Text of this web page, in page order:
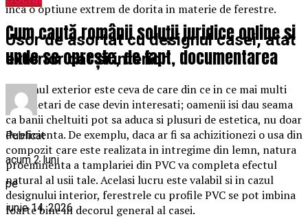
inca o optiune extrem de dorita in materie de ferestre.
Usor de asortat cu designul casei, atat
exterior cat si interior
Designul exterior este ceva de care din ce in ce mai multi
proprietari de case devin interesati; oamenii isi dau seama
ca banii cheltuiti pot sa aduca si plusuri de estetica, nu doar
de eficienta. De exemplu, daca ar fi sa achizitionezi o usa din
compozit care este realizata in intregime din lemn, natura
proeminenta a tamplariei din PVC va completa efectul
natural al usii tale. Acelasi lucru este valabil si in cazul
designului interior, ferestrele cu profile PVC se pot imbina
foarte bine in decorul general al casei.
Cum caută românii soluții juridice online și
unde se oprește, de fapt, documentarea
Publicat
acum 2 luni
pe
iunie 14, 2026